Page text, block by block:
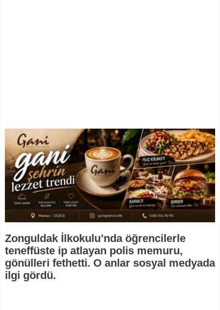
Zonguldak İlkokulu’nda öğrencilerle
teneffüste ip atlayan polis memuru,
gönülleri fethetti. O anlar sosyal medyada
ilgi gördü.